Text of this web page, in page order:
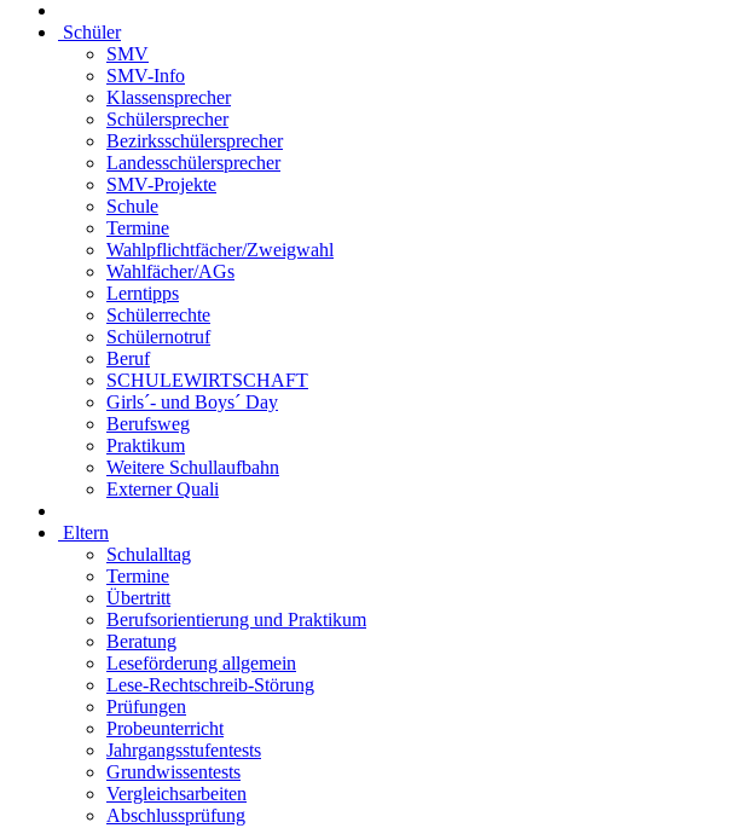
Schüler
SMV
SMV-Info
Klassensprecher
Schülersprecher
Bezirksschülersprecher
Landesschülersprecher
SMV-Projekte
Schule
Termine
Wahlpflichtfächer/Zweigwahl
Wahlfächer/AGs
Lerntipps
Schülerrechte
Schülernotruf
Beruf
SCHULEWIRTSCHAFT
Girls´- und Boys´ Day
Berufsweg
Praktikum
Weitere Schullaufbahn
Externer Quali
Eltern
Schulalltag
Termine
Übertritt
Berufsorientierung und Praktikum
Beratung
Leseförderung allgemein
Lese-Rechtschreib-Störung
Prüfungen
Probeunterricht
Jahrgangsstufentests
Grundwissentests
Vergleichsarbeiten
Abschlussprüfung